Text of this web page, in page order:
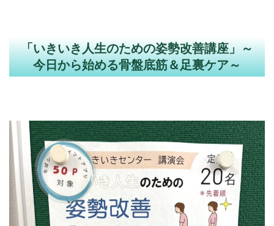
「いきいき人生のための姿勢改善講座」～
今日から始める骨盤底筋＆足裏ケア～